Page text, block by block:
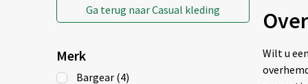
Ga terug naarCasual kleding
Merk
Bargear (4)
Wilt u